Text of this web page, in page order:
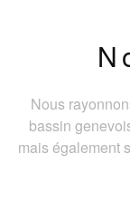
Nous
bassin
mais également